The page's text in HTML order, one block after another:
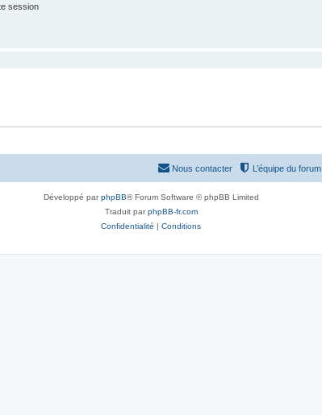
session
L’équipe du forum
Nous contacter
Développé parphpBB® Forum Software © phpBB Limited
Traduit parphpBB-fr.com
Confidentialité | Conditions